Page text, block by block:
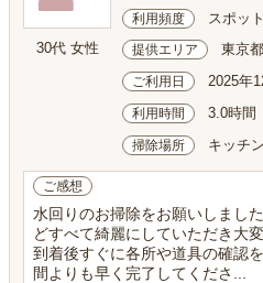
30代 女性
利用頻度 スポット
提供エリア 東京
ご利用日 2025年
利用時間 3.0時間
掃除場所 キッチ
ご感想
水回りのお掃除をお願いしまし
どすべて綺麗にしていただき大
到着後すぐに各所や道具の確認
間よりも早く完了してくださ...